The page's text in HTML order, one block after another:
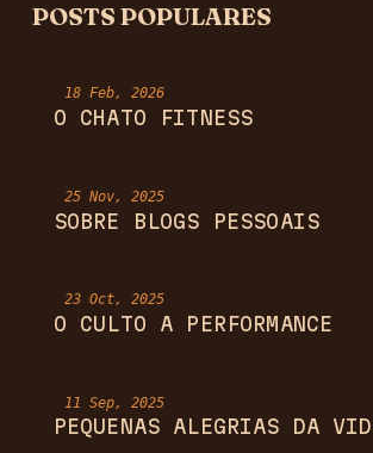
POSTS POPULARES
18 Feb, 2026
O CHATO FITNESS
25 Nov, 2025
SOBRE BLOGS PESSOAIS
23 Oct, 2025
O CULTO A PERFORMANCE
11 Sep, 2025
PEQUENAS ALEGRIAS DA